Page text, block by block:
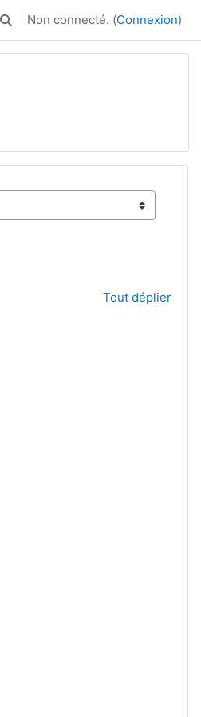
Activer/désactiver la saisie de
Non connecté. (Connexion)
Tout déplier